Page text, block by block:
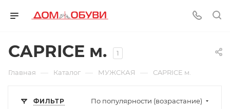
CAPRICE м. 1
Главная — Каталог — МУЖСКАЯ — CAPRICE м.
ФИЛЬТР По популярности (возрастание)